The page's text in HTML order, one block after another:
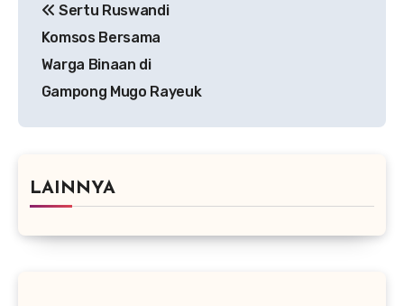
pos
Sertu Ruswandi
Komsos Bersama
Warga Binaan di
Gampong Mugo Rayeuk
LAINNYA